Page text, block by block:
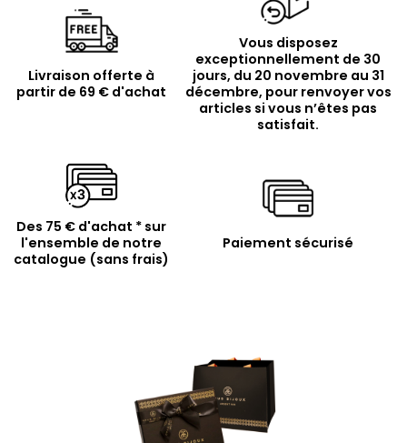
Livraison offerte à
partir de 69 € d'achat
Vous disposez
exceptionnellement de 30
jours, du 20 novembre au 31
décembre, pour renvoyer vos
articles si vous n’êtes pas
satisfait.
Des 75 € d'achat * sur
l'ensemble de notre
catalogue (sans frais)
Paiement sécurisé